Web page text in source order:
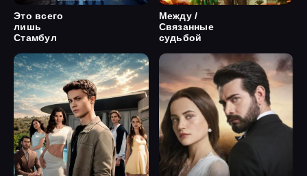
Это всего
лишь
Стамбул
Между /
Связанные
судьбой